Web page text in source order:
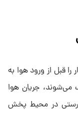
را قبل از ورود هوا به
می‌شوند، جریان هوا
در محیط پخش